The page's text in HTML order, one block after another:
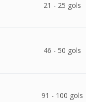
21 - 25 gols
46 - 50 gols
91 - 100 gols